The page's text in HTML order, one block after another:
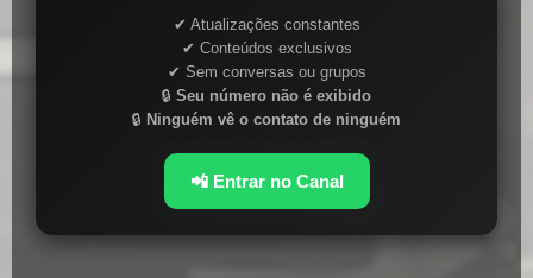
✔ Atualizações constantes
✔ Conteúdos exclusivos
✔ Sem conversas ou grupos
🔒 Seu número não é exibido
🔒 Ninguém vê o contato de ninguém
📲 Entrar no Canal